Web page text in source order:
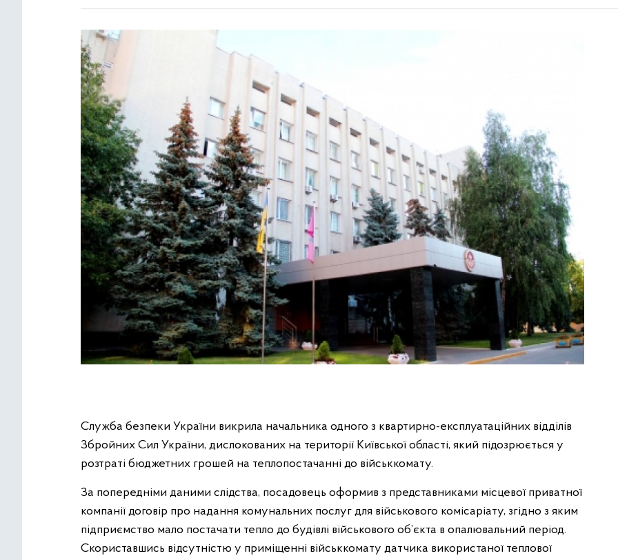
Служба безпеки України викрила начальника одного з квартирно-експлуатаційних відділів
Збройних Сил України, дислокованих на території Київської області, який підозрюється у
розтраті бюджетних грошей на теплопостачанні до військкомату.
За попередніми даними слідства, посадовець оформив з представниками місцевої приватної
компанії договір про надання комунальних послуг для військового комісаріату, згідно з яким
підприємство мало постачати тепло до будівлі військового об’єкта в опалювальний період.
Скориставшись відсутністю у приміщенні військкомату датчика використаної теплової